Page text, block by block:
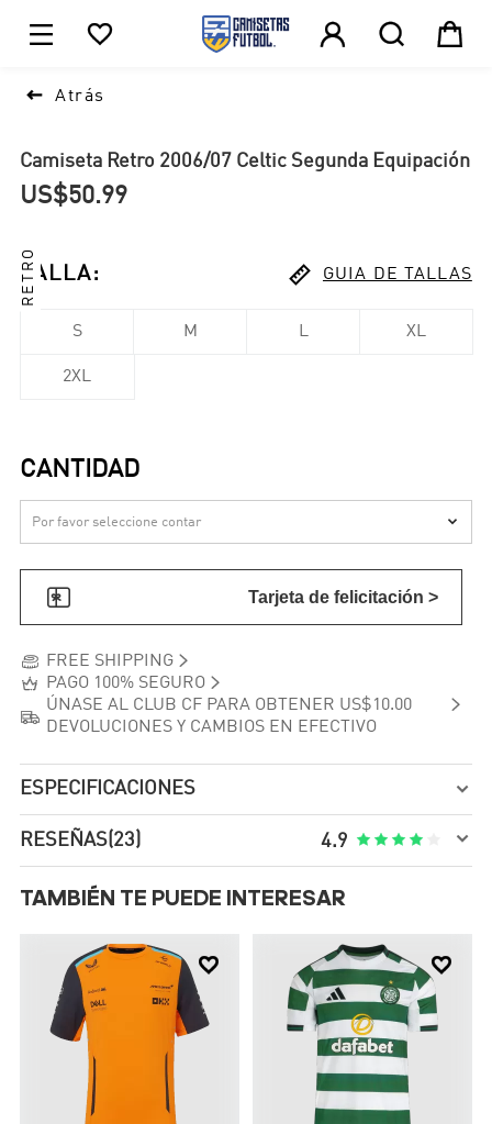
    
 Atrás
Camiseta Retro 2006/07 Celtic Segunda Equipación
US$50.99
RETRO
TALLA:  GUIA DE TALLAS
S M L XL
2XL
CANTIDAD

 Tarjeta de felicitación >
 FREE SHIPPING

PAGO 100% SEGURO

ÚNASE AL CLUB CF PARA OBTENER US$10.00
DEVOLUCIONES Y CAMBIOS EN EFECTIVO

ESPECIFICACIONES 
RESEÑAS (23) 4.9     
TAMBIÉN TE PUEDE INTERESAR
 